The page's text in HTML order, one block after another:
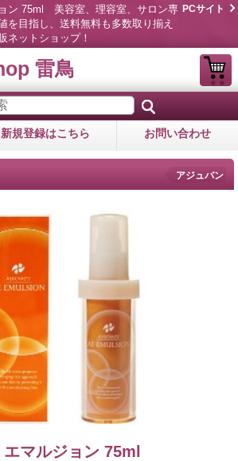
ン 75ml 美容室、理容室、サロン専
を目指し、送料無料も多数取り揃え
ネットショップ！
PCサイト
雷鳥
新規登録はこちら お問い合わせ
アジュバン
マルジョン 75ml